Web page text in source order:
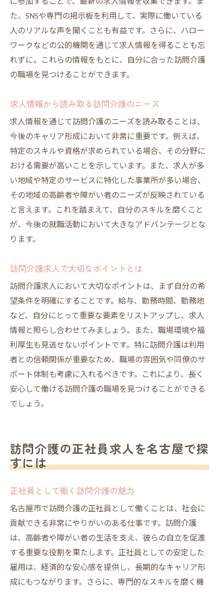
た、SNSや専門の掲示板を利用して、実際に働いている
人のリアルな声を聞くことも有益です。さらに、ハロー
ワークなどの公的機関を通じて求人情報を得ることも忘
れずに。これらの情報をもとに、自分に合った訪問介護
の職場を見つけることができます。
求人情報から読み取る訪問介護のニーズ
求人情報を通じて訪問介護のニーズを読み取ることは、
今後のキャリア形成において非常に重要です。例えば、
特定のスキルや資格が求められている場合、その分野に
おける需要が高いことを示しています。また、求人が多
い地域や特定のサービスに特化した事業所が多い場合、
その地域の高齢者や障がい者のニーズが反映されている
と言えます。これを踏まえて、自分のスキルを磨くこと
が、今後の就職活動において大きなアドバンテージとな
ります。
訪問介護求人で大切なポイントとは
訪問介護求人において大切なポイントは、まず自分の希
望条件を明確にすることです。給与、勤務時間、勤務地
など、自分にとって重要な要素をリストアップし、求人
情報と照らし合わせてみましょう。また、職場環境や福
利厚生も見逃せないポイントです。特に訪問介護は利用
者との信頼関係が重要なため、職場の雰囲気や同僚のサ
ポート体制も考慮に入れるべきです。これにより、長く
安心して働ける訪問介護の職場を見つけることができる
でしょう。
訪問介護の正社員求人を名古屋で探
すには
正社員として働く訪問介護の魅力
名古屋市で訪問介護の正社員として働くことは、社会に
貢献できる非常にやりがいのある仕事です。訪問介護
は、高齢者や障がい者の生活を支え、彼らの自立を促進
する重要な役割を果たします。正社員としての安定した
雇用は、経済的な安心感を提供し、長期的なキャリア形
成にもつながります。さらに、専門的なスキルを磨く機